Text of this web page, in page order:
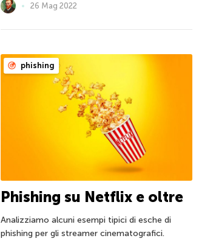
26 Mag 2022
phishing
Phishing su Netflix e oltre
Analizziamo alcuni esempi tipici di esche di
phishing per gli streamer cinematografici.